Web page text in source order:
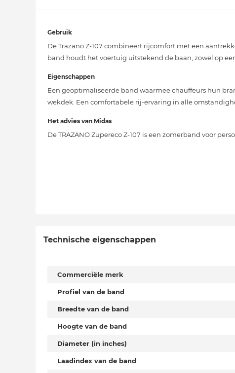
Gebruik
De Trazano Z-107 combineert rijcomfort met een
band houdt het voertuig uitstekend de baan, zowel op
Eigenschappen
Een geoptimaliseerde band waarmee chauffeurs hun
wekdek. Een comfortabele rij-ervaring in alle
Het advies van Midas
De TRAZANO Zupereco Z-107 is een zomerband voor
Technische eigenschappen
Commerciële merk
Profiel van de band
Breedte van de band
Hoogte van de band
Diameter (in inches)
Laadindex van de band